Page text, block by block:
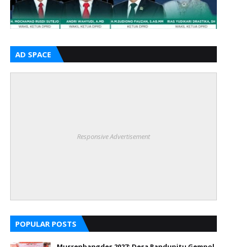
AD SPACE
Responsive Advertisement
POPULAR POSTS